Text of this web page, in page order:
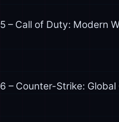
5 – Call of Duty: Modern
6 – Counter-Strike: